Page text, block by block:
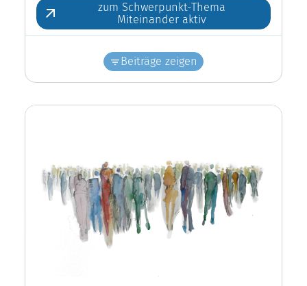
zum Schwerpunkt-Thema
Miteinander aktiv
Beiträge zeigen